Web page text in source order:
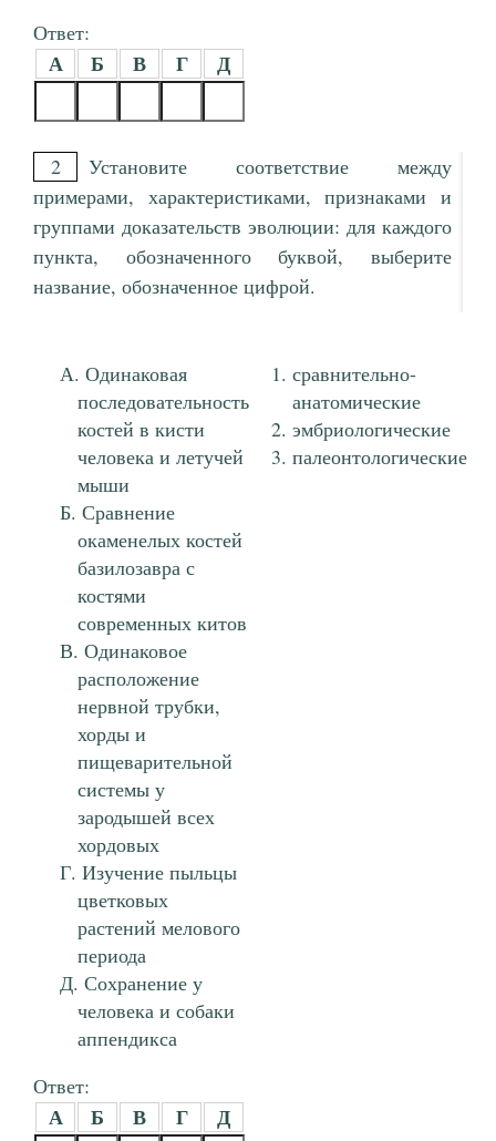
Ответ:
А Б В Г Д
2
Установите соответствие между
примерами, характеристиками, признаками и
группами доказательств эволюции: для каждого
пункта, обозначенного буквой, выберите
название, обозначенное цифрой.
Одинаковая
последовательность
костей в кисти
человека и летучей
мыши
Сравнение
окаменелых костей
базилозавра с
костями
современных китов
Одинаковое
расположение
нервной трубки,
хорды и
пищеварительной
системы у
зародышей всех
хордовых
Изучение пыльцы
цветковых
растений мелового
периода
Сохранение у
человека и собаки
аппендикса
сравнительно-
анатомические
эмбриологические
палеонтологические
Ответ:
А Б В Г Д